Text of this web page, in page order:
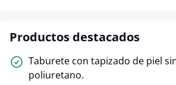
Productos destacados
Taburete con tapizado de piel
poliuretano.